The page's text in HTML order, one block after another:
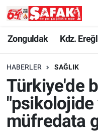
Zonguldak Kdz.
HABERLER SAĞLIK
Türkiye'de
"psikolojide
müfredata
Zonguldak
Kdz. Ereğli
Çaycuma
Devrek
Zonguldak
Zonguldak Hava
Zonguldak
Zonguldak Trafik